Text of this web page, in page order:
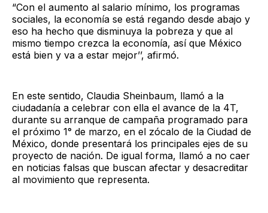
“Con el aumento al salario mínimo, los programas
sociales, la economía se está regando desde abajo y
eso ha hecho que disminuya la pobreza y que al
mismo tiempo crezca la economía, así que México
está bien y va a estar mejor’’, afirmó.
En este sentido, Claudia Sheinbaum, llamó a la
ciudadanía a celebrar con ella el avance de la 4T,
durante su arranque de campaña programado para
el próximo 1° de marzo, en el zócalo de la Ciudad de
México, donde presentará los principales ejes de su
proyecto de nación. De igual forma, llamó a no caer
en noticias falsas que buscan afectar y desacreditar
al movimiento que representa.